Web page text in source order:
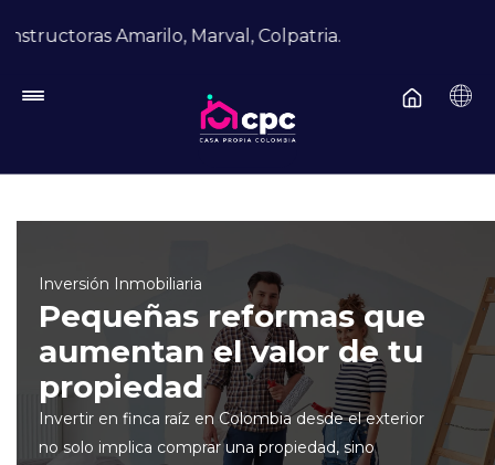
Marval, Colpatria.
Inversión Inmobiliaria
Pequeñas reformas que
aumentan el valor de tu
propiedad
Invertir en finca raíz en Colombia desde el exterior
no solo implica comprar una propiedad, sino